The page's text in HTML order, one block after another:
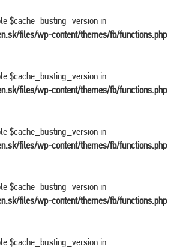
$cache_busting_version in
files/wp-content/themes/fb/functions.php
$cache_busting_version in
files/wp-content/themes/fb/functions.php
$cache_busting_version in
files/wp-content/themes/fb/functions.php
$cache_busting_version in
files/wp-content/themes/fb/functions.php
$cache_busting_version in